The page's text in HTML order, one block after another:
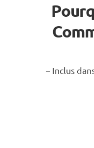
– Inclus